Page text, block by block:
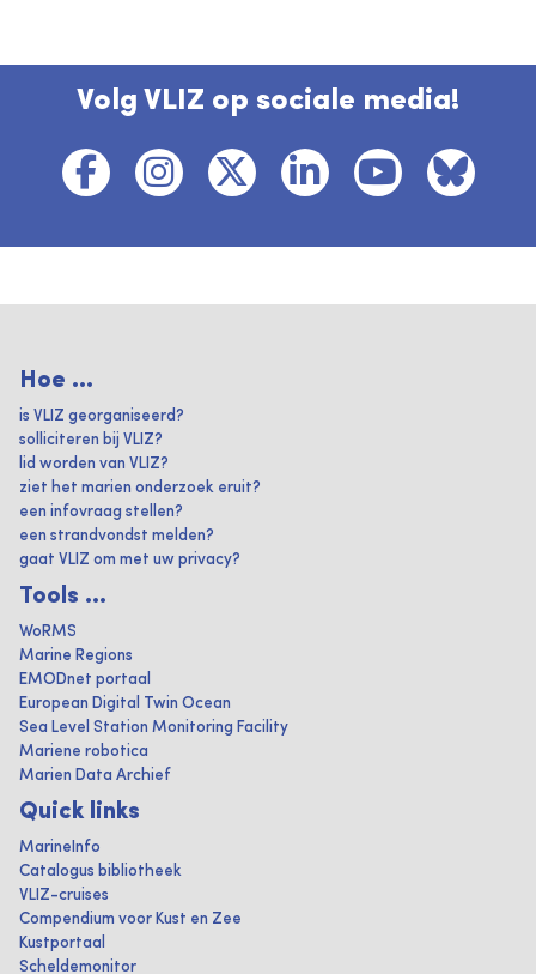
Volg VLIZ op sociale media!
Hoe ...
is VLIZ georganiseerd?
solliciteren bij VLIZ?
lid worden van VLIZ?
ziet het marien onderzoek eruit?
een infovraag stellen?
een strandvondst melden?
gaat VLIZ om met uw privacy?
Tools ...
WoRMS
Marine Regions
EMODnet portaal
European Digital Twin Ocean
Sea Level Station Monitoring Facility
Mariene robotica
Marien Data Archief
Quick links
MarineInfo
Catalogus bibliotheek
VLIZ-cruises
Compendium voor Kust en Zee
Kustportaal
Scheldemonitor